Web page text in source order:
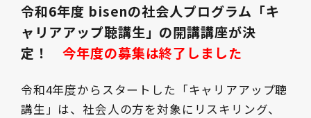
令和6年度 bisenの社会人プログラム「キ
ャリアアップ聴講生」の開講講座が決
定！ 今年度の募集は終了しました
令和4年度からスタートした「キャリアアップ聴
講生」は、社会人の方を対象にリスキリング、